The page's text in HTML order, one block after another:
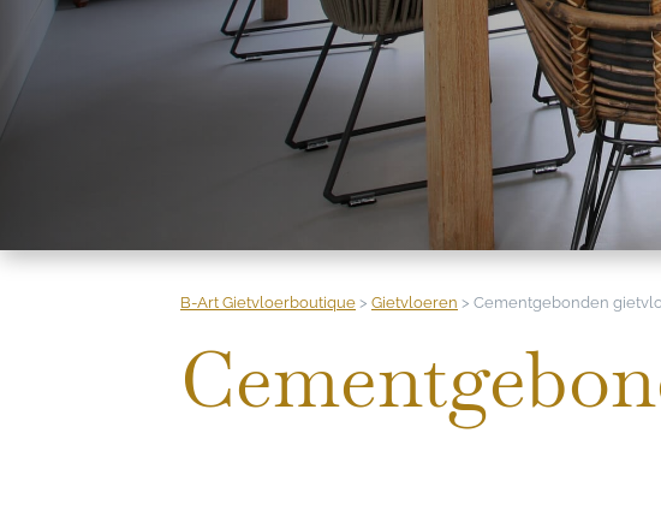
B-Art Gietvloerboutique > Gietvloeren > Cementgebonden